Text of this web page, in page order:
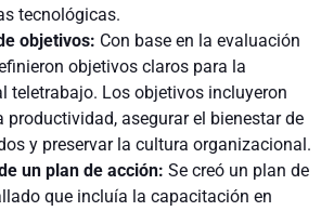
tecnológicas.
objetivos: Con base en la evaluación
objetivos claros para la
teletrabajo. Los objetivos incluyeron
productividad, asegurar el bienestar de
y preservar la cultura organizacional.
un plan de acción: Se creó un plan de
que incluía la capacitación en